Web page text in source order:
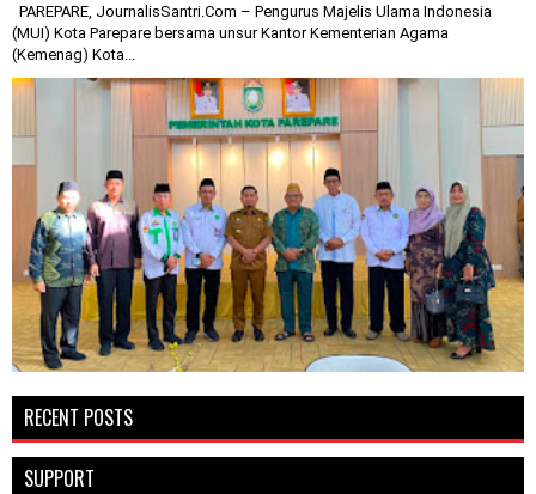
PAREPARE, JournalisSantri.Com – Pengurus Majelis Ulama Indonesia
(MUI) Kota Parepare bersama unsur Kantor Kementerian Agama
(Kemenag) Kota...
RECENT POSTS
SUPPORT